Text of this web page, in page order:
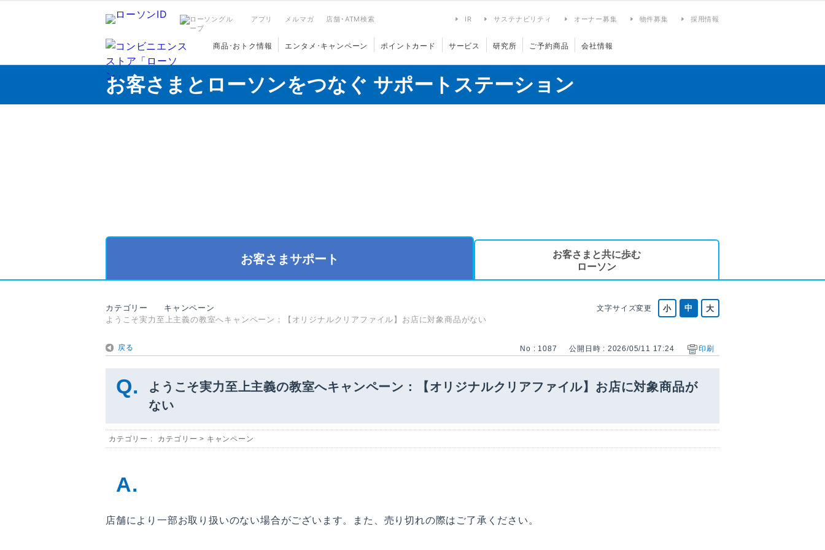
アプリ メルマガ 店舗･ATM検索 IR サステナビリティ オーナー募集 物件募集 採用情報
商品･おトク情報 エンタメ･キャンペーン ポイントカード サービス 研究所 ご予約商品 会社情報
お客さまとローソンをつなぐ サポートステーション
お客さまサポート
お客さまと共に歩む
ローソン
文字サイズ変更
カテゴリー
キャンペーン
ようこそ実力至上主義の教室へキャンペーン：【オリジナルクリアファイル】お店に対象商品がない
戻る No : 1087 公開日時 : 2026/05/11 17:24 印刷
ようこそ実力至上主義の教室へキャンペーン：【オリジナルクリアファイル】お店に対象商品が
ない
カテゴリー : カテゴリー > キャンペーン
店舗により一部お取り扱いのない場合がございます。また、売り切れの際はご了承ください。